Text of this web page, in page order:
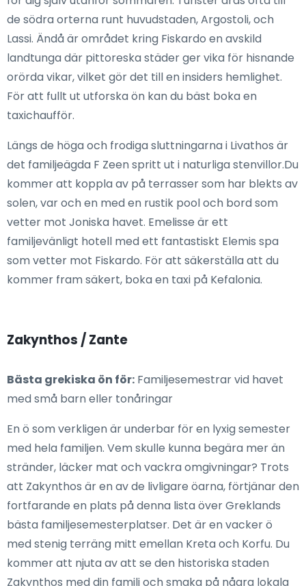
de södra orterna runt huvudstaden, Argostoli, och
Lassi. Ändå är området kring Fiskardo en avskild
landtunga där pittoreska städer ger vika för hisnande
orörda vikar, vilket gör det till en insiders hemlighet.
För att fullt ut utforska ön kan du bäst boka en
taxichaufför.
Längs de höga och frodiga sluttningarna i Livathos är
det familjeägda F Zeen spritt ut i naturliga stenvillor.Du
kommer att koppla av på terrasser som har blekts av
solen, var och en med en rustik pool och bord som
vetter mot Joniska havet. Emelisse är ett
familjevänligt hotell med ett fantastiskt Elemis spa
som vetter mot Fiskardo. För att säkerställa att du
kommer fram säkert, boka en taxi på Kefalonia.
Zakynthos / Zante
Bästa grekiska ön för: Familjesemestrar vid havet
med små barn eller tonåringar
En ö som verkligen är underbar för en lyxig semester
med hela familjen. Vem skulle kunna begära mer än
stränder, läcker mat och vackra omgivningar? Trots
att Zakynthos är en av de livligare öarna, förtjänar den
fortfarande en plats på denna lista över Greklands
bästa familjesemesterplatser. Det är en vacker ö
med stenig terräng mitt emellan Kreta och Korfu. Du
kommer att njuta av att se den historiska staden
Zakynthos med din familj och smaka på några lokala